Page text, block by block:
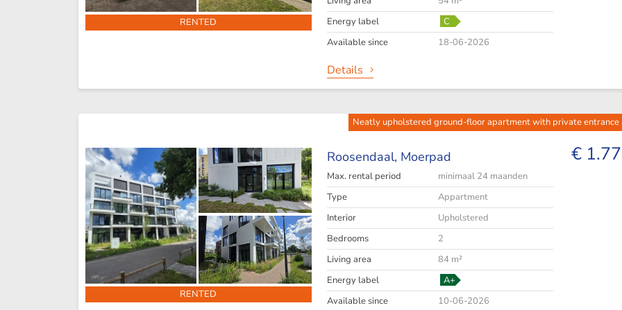
RENTED
Energy label
C
Available since
18-06-2026
Details
Neatly upholstered ground-floor apartment with private entrance
€
RENTED
Roosendaal, Moerpad
Max. rental period
minimaal 24 maanden
Type
Appartment
Interior
Upholstered
Bedrooms
2
Living area
84 m²
Energy label
A+
Available since
10-06-2026